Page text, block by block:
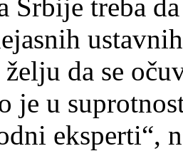
Srbije treba
želju da se
je u
eksperti“,